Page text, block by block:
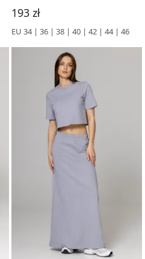
193 zł
EU 34 | 36 | 38 | 40 | 42 | 44 | 46